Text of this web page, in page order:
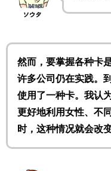
然而，要掌握各种卡
许多公司仍在实践。
使用了一种卡。我认
更好地利用女性、不
时，这种情况就会改变